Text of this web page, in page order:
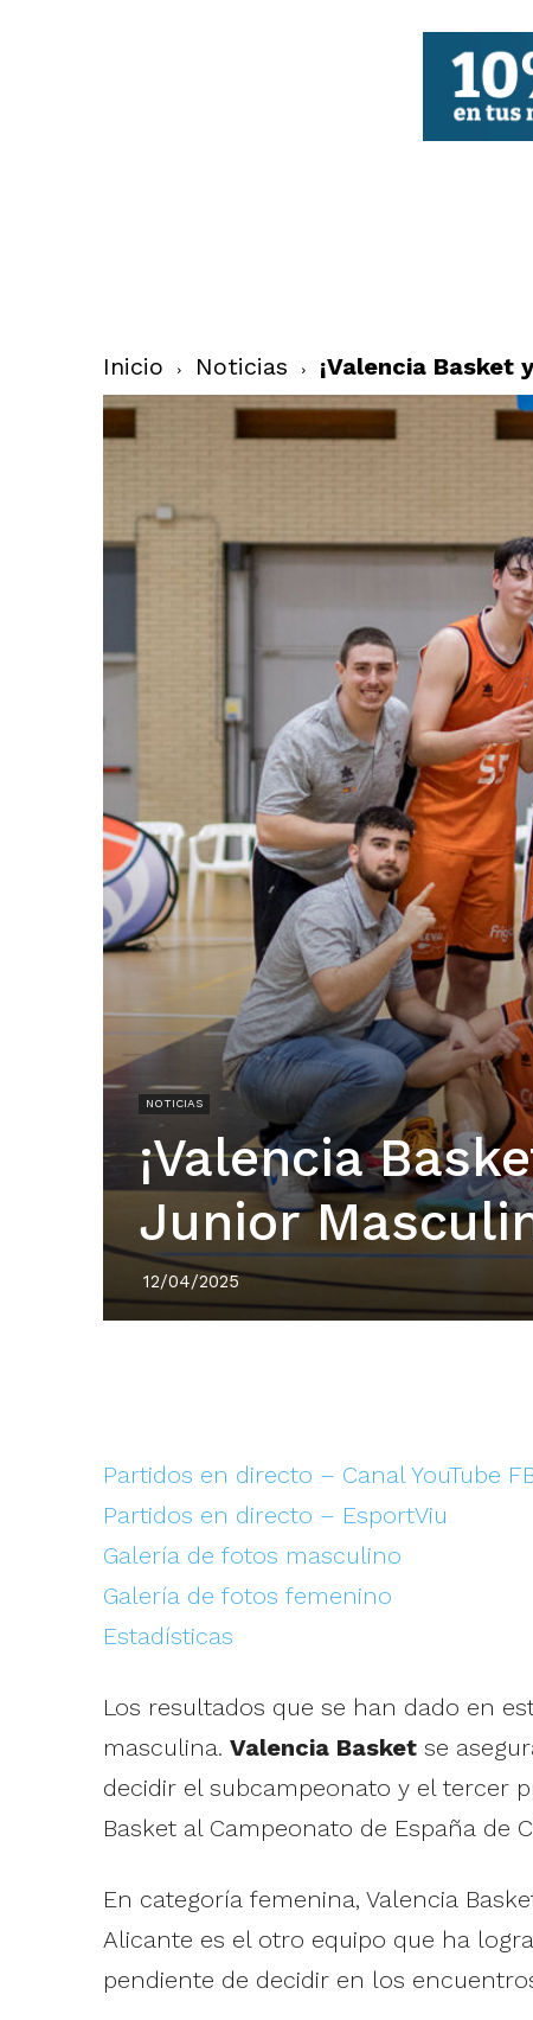
Inicio Noticias ¡Valencia Basket
NOTICIAS
¡Valencia
Junior
12/04/2025
Partidos en directo – Canal YouTube
Partidos en directo – EsportViu
Galería de fotos masculino
Galería de fotos femenino
Estadísticas
Los resultados que se han dado en
masculina. Valencia Basketse
decidir el subcampeonato y el tercer
Basket al Campeonato de España de
En categoría femenina, Valencia
Alicante es el otro equipo que ha
pendiente de decidir en los